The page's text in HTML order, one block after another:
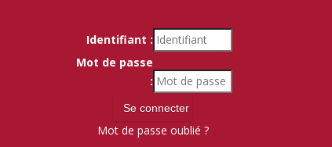
Identifiant :
Mot de passe
:
Mot de passe oublié ?